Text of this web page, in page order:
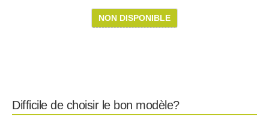
NON DISPONIBLE
Difficile de choisir le bon modèle?